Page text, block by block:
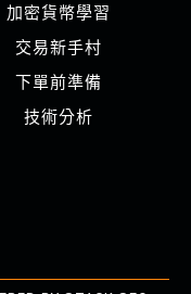
加密貨幣學習
交易新手村
下單前準備
技術分析